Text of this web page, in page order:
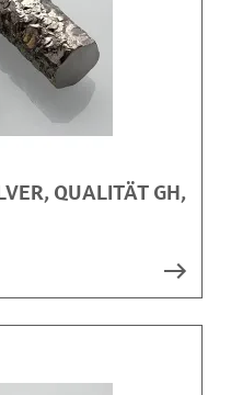
QUALITÄT GH,